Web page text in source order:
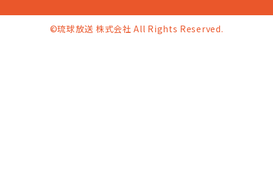
©琉球放送 株式会社 All Rights Reserved.